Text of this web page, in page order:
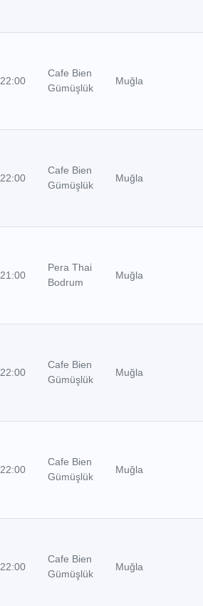
22:00
Cafe Bien
Gümüşlük
Muğla
22:00
Cafe Bien
Gümüşlük
Muğla
21:00
Pera Thai
Bodrum
Muğla
22:00
Cafe Bien
Gümüşlük
Muğla
22:00
Cafe Bien
Gümüşlük
Muğla
22:00
Cafe Bien
Gümüşlük
Muğla